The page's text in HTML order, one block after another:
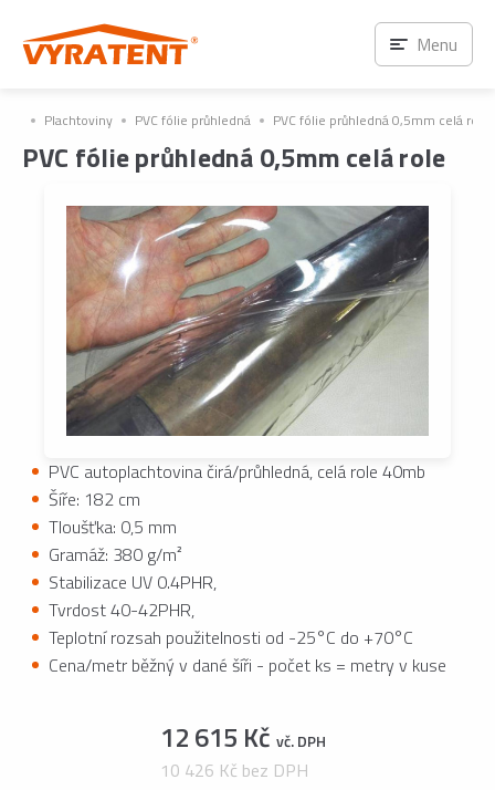
Plachtoviny PVC fólie průhledná PVC fólie průhledná 0,5mm celá role
PVC fólie průhledná 0,5mm celá role
PVC autoplachtovina čirá/průhledná, celá role 40mb
Šíře: 182 cm
Tloušťka: 0,5 mm
Gramáž: 380 g/m²
Stabilizace UV 0.4PHR,
Tvrdost 40-42PHR,
Teplotní rozsah použitelnosti od -25°C do +70°C
Cena/metr běžný v dané šíři - počet ks = metry v kuse
12 615 Kč vč. DPH
10 426 Kč bez DPH
Menu